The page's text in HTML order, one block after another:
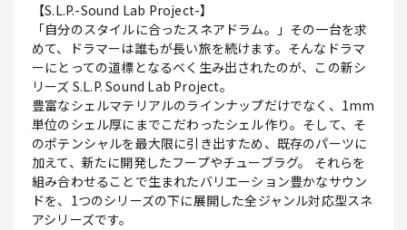
【S.L.P.-Sound Lab Project-】
「自分のスタイルに合ったスネアドラム。」その一台を求
めて、ドラマーは誰もが長い旅を続けます。そんなドラマ
ーにとっての道標となるべく生み出されたのが、この新シ
リーズ S.L.P. Sound Lab Project。
豊富なシェルマテリアルのラインナップだけでなく、1mm
単位のシェル厚にまでこだわったシェル作り。そして、そ
のポテンシャルを最大限に引き出すため、既存のパーツに
加えて、新たに開発したフープやチューブラグ。 それらを
組み合わせることで生まれたバリエーション豊かなサウン
ドを、1つのシリーズの下に展開した全ジャンル対応型スネ
アシリーズです。